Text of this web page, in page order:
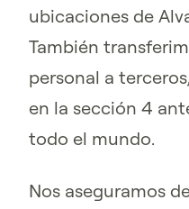
ubicaciones de
También
personal a
en la sección 4
todo el mundo.
Nos aseguramos